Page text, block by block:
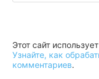
Этот сайт
Узнайте, как
комментариев.